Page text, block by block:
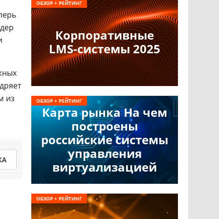
из
Корпоративные
LMS-системы 2025
ОБЗОР + РЕЙТИНГ
Карта рынка На чем
построены
российские системы
управления
виртуализацией
ОБЗОР + РЕЙТИНГ
ОБЗОР + РЕЙТИНГ